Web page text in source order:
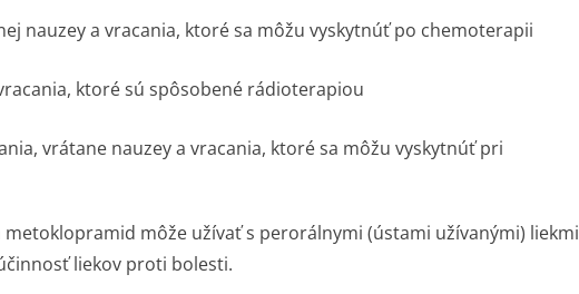
nauzey a vracania, ktoré sa môžu vyskytnúť po chemoterapii
ktoré sú spôsobené rádioterapiou
vrátane nauzey a vracania, ktoré sa môžu vyskytnúť pri
môže užívať s perorálnymi (ústami užívanými) liekmi
liekov proti bolesti.